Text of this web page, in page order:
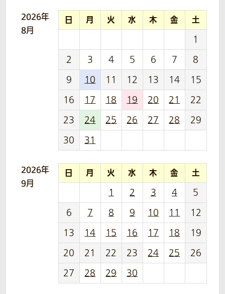
2026年
8月
日 月 火 水 木 金 土
1
2
3 4 5 6 7
8
9
10 11 12 13 14
15
16
17 18 19 20 21
22
23
24 25 26 27 28
29
30
31
2026年
9月
日 月 火 水 木 金 土
1 2 3 4
5
6
7 8 9 10 11
12
13
14 15 16 17 18
19
20
21 22 23 24 25
26
27
28 29 30